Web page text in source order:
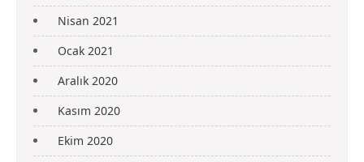
Nisan 2021
Ocak 2021
Aralık 2020
Kasım 2020
Ekim 2020